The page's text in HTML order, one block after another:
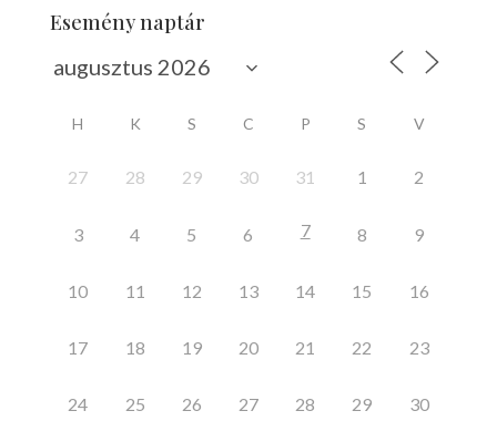
Esemény naptár
H K S C P S V
27 28 29 30 31 1 2
3 4 5 6 7 8 9
10 11 12 13 14 15 16
17 18 19 20 21 22 23
24 25 26 27 28 29 30